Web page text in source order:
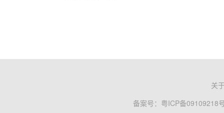
关
备案号： 粤ICP备09109218